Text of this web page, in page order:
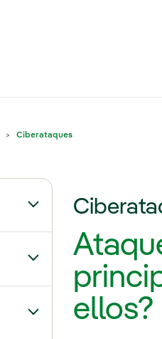
Ciberataques
Alternar el submenú
Alternar el submenú
Alternar el submenú
ellos?